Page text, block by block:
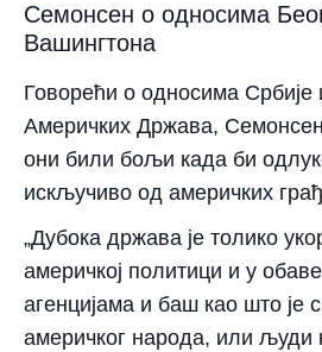
Семонсен о односима
Вашингтона
Говорећи о односима
Америчких Држава,
они били бољи када би
искључиво од америчких
„Дубока држава је толико
америчкој политици и у
агенцијама и баш као што је
америчког народа, или људи